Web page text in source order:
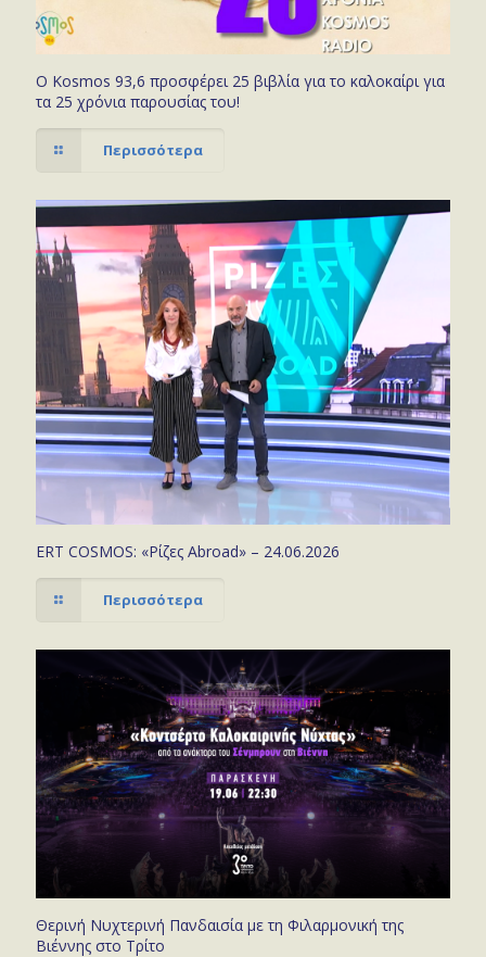
Ο Kosmos 93,6 προσφέρει 25 βιβλία για το καλοκαίρι για
τα 25 χρόνια παρουσίας του!
Περισσότερα
ERT COSMOS: «Ρίζες Abroad» – 24.06.2026
Περισσότερα
Θερινή Νυχτερινή Πανδαισία με τη Φιλαρμονική της
Βιέννης στο Τρίτο